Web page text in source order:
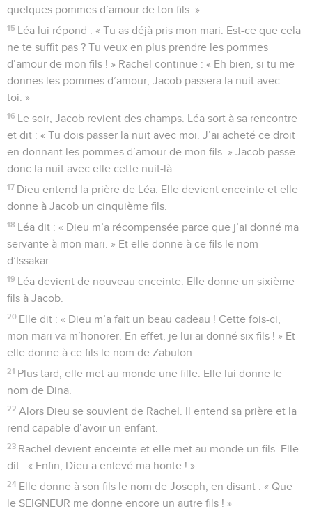
quelques pommes d’amour de ton fils. »
15 Léa lui répond : « Tu as déjà pris mon mari. Est-ce que cela
ne te suffit pas ? Tu veux en plus prendre les pommes
d’amour de mon fils ! » Rachel continue : « Eh bien, si tu me
donnes les pommes d’amour, Jacob passera la nuit avec
toi. »
16 Le soir, Jacob revient des champs. Léa sort à sa rencontre
et dit : « Tu dois passer la nuit avec moi. J’ai acheté ce droit
en donnant les pommes d’amour de mon fils. » Jacob passe
donc la nuit avec elle cette nuit-là.
17 Dieu entend la prière de Léa. Elle devient enceinte et elle
donne à Jacob un cinquième fils.
18 Léa dit : « Dieu m’a récompensée parce que j’ai donné ma
servante à mon mari. » Et elle donne à ce fils le nom
d’Issakar.
19 Léa devient de nouveau enceinte. Elle donne un sixième
fils à Jacob.
20 Elle dit : « Dieu m’a fait un beau cadeau ! Cette fois-ci,
mon mari va m’honorer. En effet, je lui ai donné six fils ! » Et
elle donne à ce fils le nom de Zabulon.
21 Plus tard, elle met au monde une fille. Elle lui donne le
nom de Dina.
22 Alors Dieu se souvient de Rachel. Il entend sa prière et la
rend capable d’avoir un enfant.
23 Rachel devient enceinte et elle met au monde un fils. Elle
dit : « Enfin, Dieu a enlevé ma honte ! »
24 Elle donne à son fils le nom de Joseph, en disant : « Que
le SEIGNEUR me donne encore un autre fils ! »